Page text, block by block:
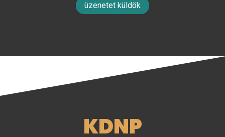
üzenetet küldök
KDNP